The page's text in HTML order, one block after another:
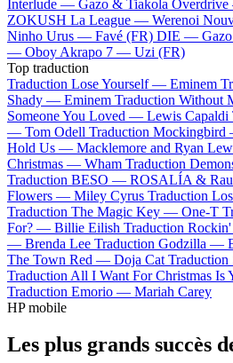
Interlude — Gazo & Tiakola
ZOKUSH La League — Werenoi
Ninho Urus — Favé (FR) DIE — Gazo
— Oboy Akrapo 7 — Uzi (FR)
Top traduction
Traduction Lose Yourself — Eminem
Shady — Eminem Traduction Without
Someone You Loved — Lewis Capaldi
— Tom Odell Traduction
Hold Us — Macklemore and Ryan
Christmas — Wham Traduction
Traduction BESO — ROSALÍA &
Flowers — Miley Cyrus Traduction
Traduction The Magic Key — One-T
For? — Billie Eilish Traduction
— Brenda Lee Traduction Godzilla —
The Town Red — Doja Cat
Traduction All I Want For Christmas
Traduction Emorio — Mariah Carey
HP mobile
Les plus grands succès